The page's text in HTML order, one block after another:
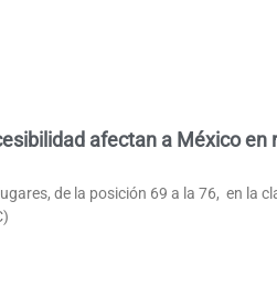
afectan a México en
de la posición 69 a la 76, en la